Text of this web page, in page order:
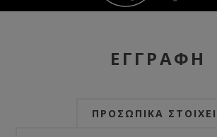
ΕΓΓΡΑΦΗ
ΠΡΟΣΩΠΙΚΆ